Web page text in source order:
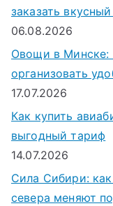
заказать
06.08.2026
Овощи в Минске:
организовать
17.07.2026
Как купить
выгодный тариф
14.07.2026
Сила Сибири:
севера меняют